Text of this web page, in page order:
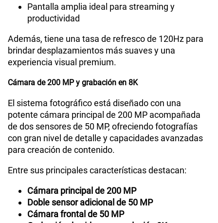
Pantalla amplia ideal para streaming y
productividad
Además, tiene una tasa de refresco de 120Hz para
brindar desplazamientos más suaves y una
experiencia visual premium.
Cámara de 200 MP y grabación en 8K
El sistema fotográfico está diseñado con una
potente cámara principal de 200 MP acompañada
de dos sensores de 50 MP, ofreciendo fotografías
con gran nivel de detalle y capacidades avanzadas
para creación de contenido.
Entre sus principales características destacan:
Cámara principal de 200 MP
Doble sensor adicional de 50 MP
Cámara frontal de 50 MP